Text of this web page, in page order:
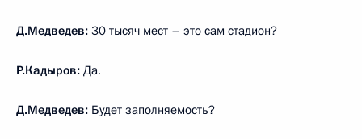
Д.Медведев: 30 тысяч мест – это сам стадион?
Р.Кадыров: Да.
Д.Медведев: Будет заполняемость?